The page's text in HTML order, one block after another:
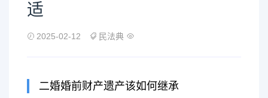
适
2025-02-12 民法典
二婚婚前财产遗产该如何继承